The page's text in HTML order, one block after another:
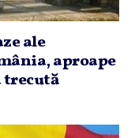
ale
aproape
trecută